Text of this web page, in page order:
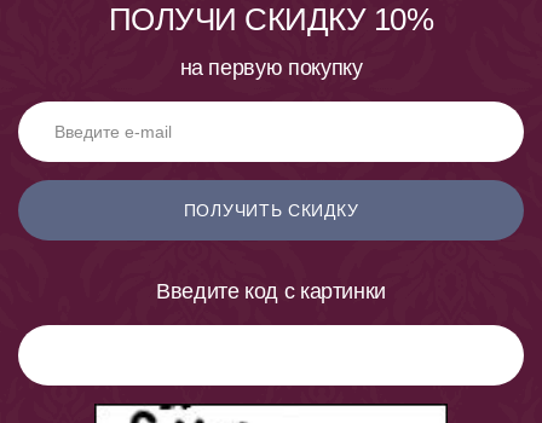
ПОЛУЧИ СКИДКУ 10%
на первую покупку
ПОЛУЧИТЬ СКИДКУ
Введите код с картинки